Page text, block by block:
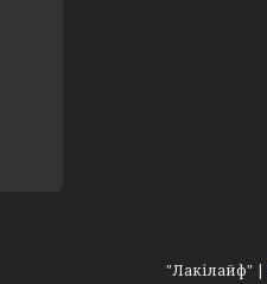
"Лакілайф" |